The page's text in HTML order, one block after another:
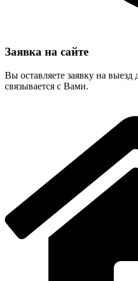
Заявка на сайте
Вы оставляете заявку на
связывается с Вами.